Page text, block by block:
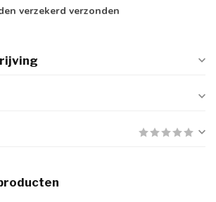
verzekerd verzonden